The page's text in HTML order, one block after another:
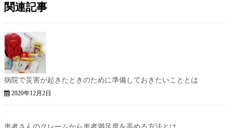
関連記事
病院で災害が起きたときのために準備しておきたいこととは
2020年12月2日